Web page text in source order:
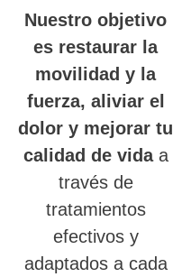
Nuestro objetivo
es restaurar la
movilidad y la
fuerza, aliviar el
dolor y mejorar tu
calidad de vidaa
través de
tratamientos
efectivos y
adaptados a cada